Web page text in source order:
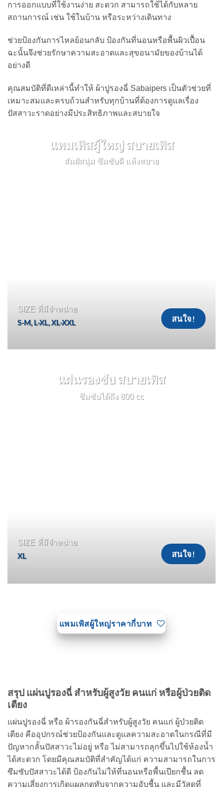
การออกแบบที่ใช้งานง่าย สะดวก สามารถใช้ได้กับหลาย
สถานการณ์ เช่น ใช้ในบ้าน หรือระหว่างเดินทาง
ช่วยป้องกันการไหลย้อนกลับ ป้องกันที่นอนหรือพื้นผิวเปื้อน
ฉะนั้นจึงช่วยรักษาความสะอาดและสุขอนามัยของบ้านได้
อย่างดี
คุณสมบัติที่ดีเหล่านี้ทำให้ ผ้าปูรองฉี่ Sabaipers เป็นตัวช่วยที่
เหมาะสมและครบถ้วนสำหรับทุกบ้านที่ต้องการดูแลเรื่อง
ปัสสาวะราดอย่างมีประสิทธิภาพและสบายใจ
แพมเพิสผู้ใหญ่ สบายเพิส
สัมผัสนุ่ม ซึมซับดี แห้งสบาย
SIZE ที่มีจำหน่าย
S-M, L-XL, XL-XXL สนใจ!
แผ่นรองซับ สบายเพิส
ซึมซับได้ถึง 800 cc
SIZE ที่มีจำหน่าย
XL สนใจ!
แพมเพิสผู้ใหญ่ราคากี่บาท
สรุป แผ่นปูรองฉี่ สำหรับผู้สูงวัย คนแก่ หรือผู้ป่วยติด
เตียง
แผ่นปูรองฉี่ หรือ ผ้ารองกันฉี่สำหรับผู้สูงวัย คนแก่ ผู้ป่วยติด
เตียง คืออุปกรณ์ช่วยป้องกันและดูแลความสะอาดในกรณีที่มี
ปัญหากลั้นปัสสาวะไม่อยู่ หรือ ไม่สามารถลุกขึ้นไปใช้ห้องน้ำ
ได้สะดวก โดยมีคุณสมบัติที่สำคัญได้แก่ ความสามารถในการ
ซึมซับปัสสาวะได้ดี ป้องกันไม่ให้ที่นอนหรือพื้นเปียกชื้น ลด
ความเสี่ยงการเกิดแผลกดทับจากความอับชื้น และมีวัสดุที่